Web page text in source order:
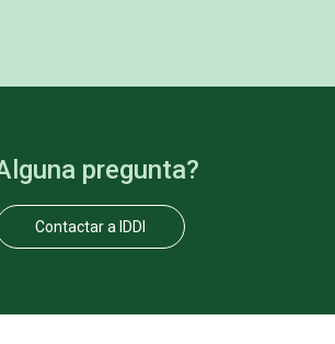
pregunta?
Contactar a IDDI